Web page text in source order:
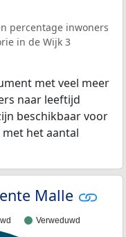
percentage inwoners
in de Wijk 3
met veel meer
naar leeftijd
beschikbaar voor
het aantal
Malle
Verweduwd